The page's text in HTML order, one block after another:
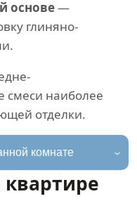
основе—
глиняно-
смеси наиболее
отделки.
комнате
квартире